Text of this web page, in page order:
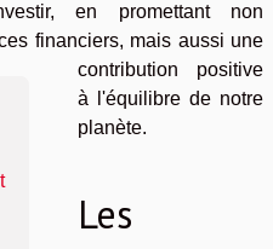
en promettant non
financiers, mais aussi une
contribution positive
à l'équilibre de notre
planète.
Les